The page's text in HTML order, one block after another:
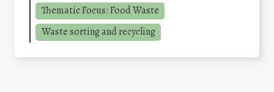
Thematic Focus: Food Waste
Waste sorting and recycling